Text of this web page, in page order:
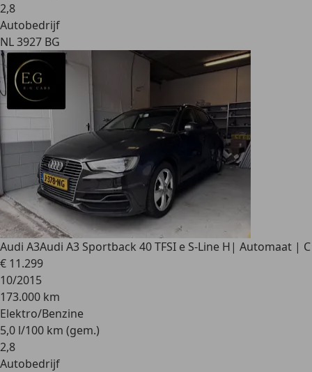
2,8
Autobedrijf
NL 3927 BG
Audi A3Audi A3 Sportback 40 TFSI e S-Line H| Automaat | C
€ 11.299
10/2015
173.000 km
Elektro/Benzine
5,0 l/100 km (gem.)
2,8
Autobedrijf